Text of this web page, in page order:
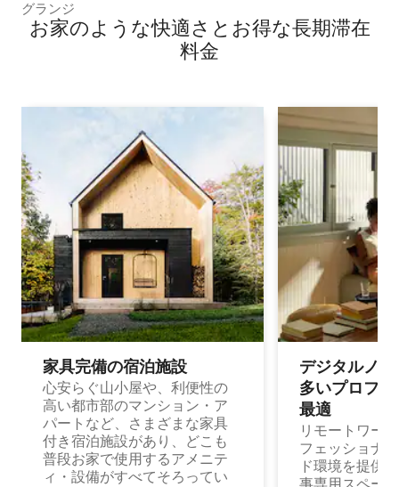
グランジ
お家のような快⁠適⁠さ⁠とお⁠得⁠な長⁠期⁠滞⁠在
料⁠金
家具完備の宿⁠泊⁠施⁠設
心安らぐ山小屋や、利便性の
高い都市部のマンション・ア
パートなど、さまざまな家具
付き宿泊施設があり、どこも
普段お家で使用するアメニテ
ィ・設備がすべてそろってい
デジタルノ
多⁠いプ⁠ロ⁠フ⁠
最⁠適
リモートワー
フェッショナ
ド環境を提供